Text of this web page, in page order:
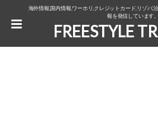
海外情報,国内情報,ワーホリ,クレジットカード,リゾバ,
報を発信しています。
FREESTYLE